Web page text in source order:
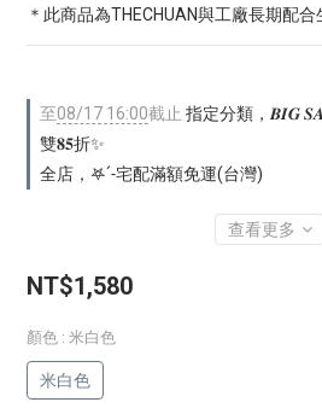
＊此商品為THECHUAN與工廠長期配合
至08/17 16:00截止 指定分類，𝑩𝑰𝑮
雙𝟖𝟓折✨
全店，𖤐ˊ˗宅配滿額免運(台灣)
查看更多
NT$1,580
顏色 : 米白色
米白色